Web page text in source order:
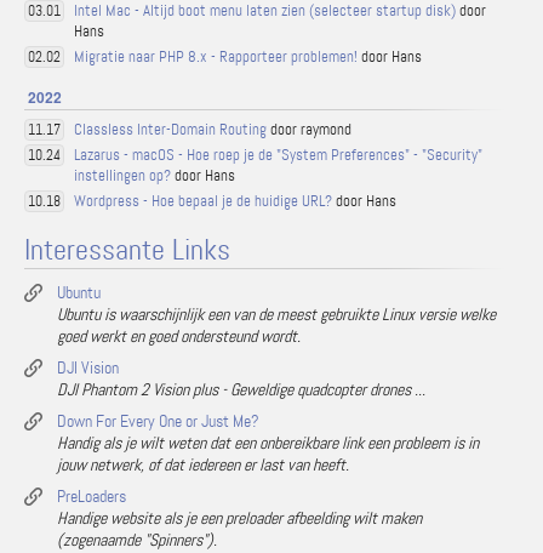
03.01 Intel Mac - Altijd boot menu laten zien (selecteer startup disk)door
Hans
02.02 Migratie naar PHP 8.x - Rapporteer problemen! door Hans
2022
11.17 Classless Inter-Domain Routingdoor raymond
10.24
Lazarus - macOS - Hoe roep je de "System Preferences" - "Security"
instellingen op?door Hans
10.18 Wordpress - Hoe bepaal je de huidige URL?door Hans
Interessante Links
Ubuntu
Ubuntu is waarschijnlijk een van de meest gebruikte Linux versie welke
goed werkt en goed ondersteund wordt.
DJI Vision
DJI Phantom 2 Vision plus - Geweldige quadcopter drones ...
Down For Every One or Just Me?
Handig als je wilt weten dat een onbereikbare link een probleem is in
jouw netwerk, of dat iedereen er last van heeft.
PreLoaders
Handige website als je een preloader afbeelding wilt maken
(zogenaamde "Spinners").